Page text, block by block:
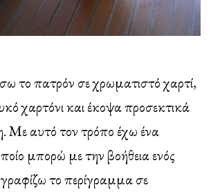
το πατρόν σε χρωματιστό χαρτί,
χαρτόνι και έκοψα προσεκτικά
Με αυτό τον τρόπο έχω ένα
μπορώ με την βοήθεια ενός
το περίγραμμα σε